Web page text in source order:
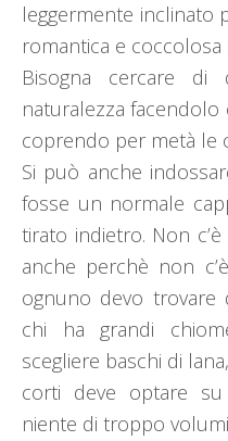
leggermente inclinato
romantica e
Bisogna cercare di
naturalezza
coprendo per metà le
Si può anche
fosse un normale
tirato indietro. Non
anche perchè non
ognuno devo trovare
chi ha grandi
scegliere baschi di
corti deve optare
niente di troppo